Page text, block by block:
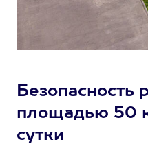
Безопасность
площадью 50
сутки